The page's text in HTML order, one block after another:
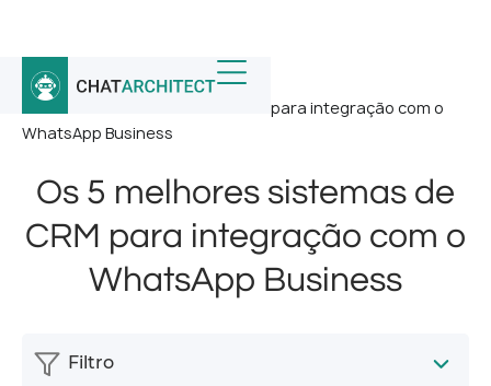
Início Notícias /
Os 5 melhores sistemas de CRM para integração com o
WhatsApp Business
Os 5 melhores sistemas de
CRM para integração com o
WhatsApp Business
Filtro